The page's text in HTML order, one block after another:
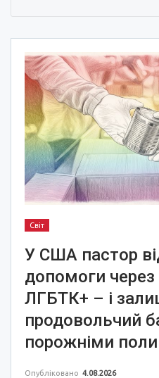
Світ
У США пастор
допомоги через
ЛГБТК+ – і
продовольчий
порожніми
Опубліковано 4.08.2026